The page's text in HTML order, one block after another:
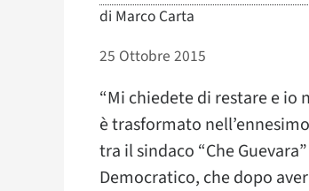
di Marco Carta
25 Ottobre 2015
“Mi chiedete di restare e io
è trasformato
tra il sindaco “Che
Democratico, che dopo